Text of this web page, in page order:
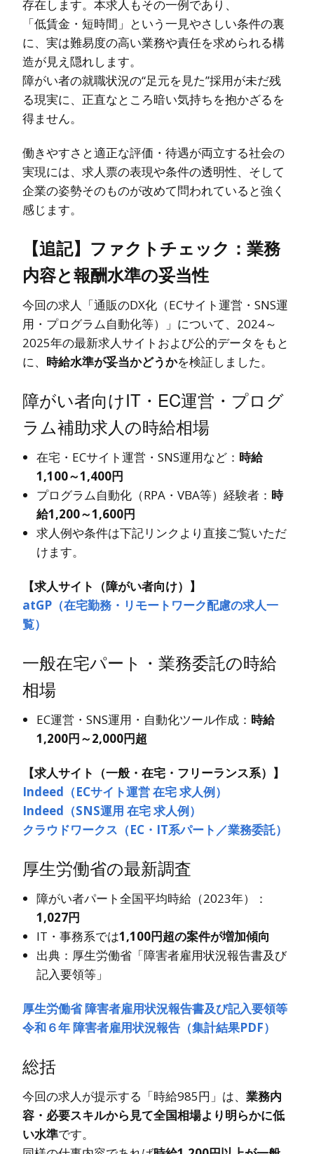
存在します。本求人もその一例であり、
「低賃金・短時間」という一見やさしい条件の裏
に、実は難易度の高い業務や責任を求められる構
造が見え隠れします。
障がい者の就職状況の“足元を見た”採用が未だ残
る現実に、正直なところ暗い気持ちを抱かざるを
得ません。
働きやすさと適正な評価・待遇が両立する社会の
実現には、求人票の表現や条件の透明性、そして
企業の姿勢そのものが改めて問われていると強く
感じます。
【追記】ファクトチェック：業務
内容と報酬水準の妥当性
今回の求人「通販のDX化（ECサイト運営・SNS運
用・プログラム自動化等）」について、2024～
2025年の最新求人サイトおよび公的データをもと
に、 時給水準が妥当かどうかを検証しました。
障がい者向けIT・EC運営・プログ
ラム補助求人の時給相場
在宅・ECサイト運営・SNS運用など： 時給
1,100～1,400円
プログラム自動化（RPA・VBA等）経験者： 時
給1,200～1,600円
求人例や条件は下記リンクより直接ご覧いただ
けます。
【求人サイト（障がい者向け）】
atGP（在宅勤務・リモートワーク配慮の求人一
覧）
一般在宅パート・業務委託の時給
相場
EC運営・SNS運用・自動化ツール作成： 時給
1,200円～2,000円超
【求人サイト（一般・在宅・フリーランス系）】
Indeed（ECサイト運営 在宅 求人例）
Indeed（SNS運用 在宅 求人例）
クラウドワークス（EC・IT系パート／業務委託）
厚生労働省の最新調査
障がい者パート全国平均時給（2023年）：
1,027円
IT・事務系では1,100円超の案件が増加傾向
出典：厚生労働省「障害者雇用状況報告書及び
記入要領等」
厚生労働省 障害者雇用状況報告書及び記入要領等
令和６年 障害者雇用状況報告（集計結果PDF）
総括
今回の求人が提示する「時給985円」は、 業務内
容・必要スキルから見て全国相場より明らかに低
い水準です。